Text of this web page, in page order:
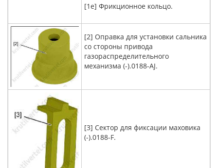
[1e] Фрикционное кольцо.
[2] Оправка для установки сальника
со стороны привода
газораспределительного
механизма (-).0188-AJ.
[3] Сектор для фиксации маховика
(-).0188-F.